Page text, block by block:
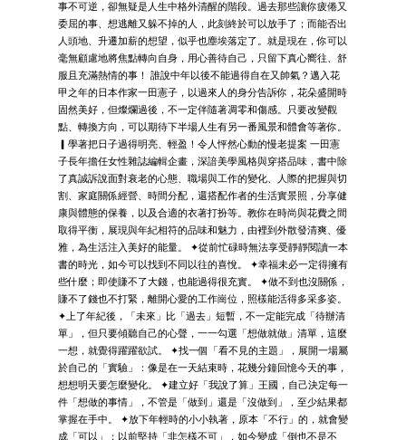
事不可逆，卻無疑是人生中格外清醒的階段。過去那些讓你疲倦又
委屈的事、想逃離又躲不掉的人，此刻終於可以放手了；而能否出
人頭地、升遷加薪的想望，似乎也塵埃落定了。就是現在，你可以
毫無顧慮地將焦點轉向自身，用心善待自己，只留下真心嚮往、舒
服且充滿熱情的事！ 誰說中年以後不能過得自在又帥氣？邁入花
甲之年的日本作家一田憲子，以過來人的身分告訴你，花朵盛開時
固然美好，但燦爛過後，不一定伴隨著凋零和傷感。只要改變觀
點、轉換方向，可以期待下半場人生有另一番風景和體會等著你。
▎學著把日子過得明亮、輕盈！令人怦然心動的慢老提案 一田憲
子長年擔任女性雜誌編輯企畫，深諳美學風格與穿搭品味，書中除
了真誠訴說面對衰老的心態、職場與工作的變化、人際的把握與切
割、家庭關係經營、時間分配，還搭配作者的生活實景照，分享健
康與體態的保養，以及合適的衣著打扮等。教你在時尚與花費之間
取得平衡，展現與年紀相符的品味和魅力，由裡到外散發清爽、優
雅，為生活注入美好的能量。 ✦從前忙碌時無法享受靜靜閱讀一本
書的時光，如今可以找到不同以往的喜悅。 ✦幸福未必一定得擁有
些什麼；即使賺不了大錢，也能過得很充實。 ✦做不到也沒關係，
賺不了錢也不打緊，離開心愛的工作崗位，照樣能活得多采多姿。
✦上了年紀後，「未來」比「過去」短暫，不一定能完成「待辦清
單」，但只要傾聽自己的心聲，一一勾選「想做就做」清單，這麼
一想，就覺得躍躍欲試。 ✦找一個「看不見的主題」，展開一場屬
於自己的「實驗」：像是在一天結束時，花幾分鐘回憶今天的事，
想想明天要怎麼變化。 ✦建立好「我說了算」王國，自己決定每一
件「想做的事情」，不管是「做到」還是「沒做到」，至少結果都
掌握在手中。 ✦放下年輕時的小小執著，原本「不行」的，就會變
成「可以」；以前堅持「非怎樣不可」，如今變成「倒也不是不